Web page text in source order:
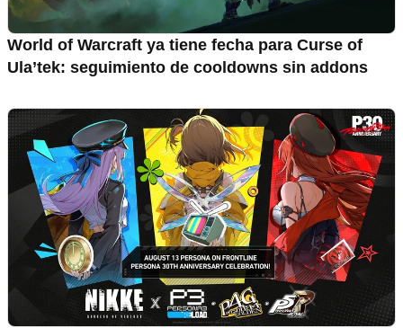
World of Warcraft ya tiene fecha para Curse of
Ula’tek: seguimiento de cooldowns sin addons